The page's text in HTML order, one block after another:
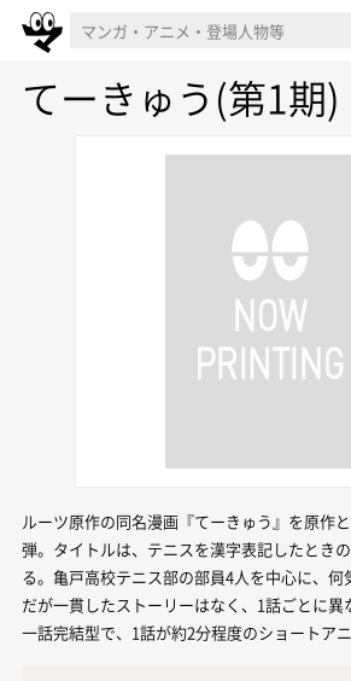
てーきゅう(第1期)
ルーツ原作の同名漫画『てーきゅう』を原作
弾。タイトルは、テニスを漢字表記したとき
る。亀戸高校テニス部の部員4人を中心に、
だが一貫したストーリーはなく、1話ごとに異
一話完結型で、1話が約2分程度のショートアニ